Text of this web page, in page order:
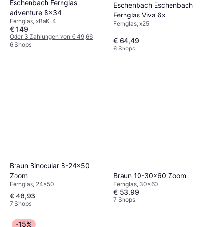
Eschenbach Fernglas
adventure 8x34
Fernglas, xBaK-4
€ 149
Oder 3 Zahlungen von € 49,66
6 Shops
Eschenbach Eschenbach
Fernglas Viva 6x
Fernglas, x25
€ 64,49
6 Shops
Braun Binocular 8-24x50
Zoom
Fernglas, 24x50
€ 46,93
7 Shops
Braun 10-30x60 Zoom
Fernglas, 30x60
€ 53,99
7 Shops
-15%